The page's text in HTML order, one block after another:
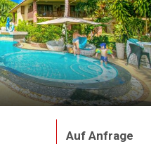
Auf Anfrage